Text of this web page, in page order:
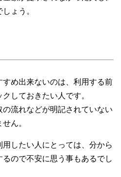
ょう。
め出来ないのは、利用する前
しておきたい人です。
流れなどが明記されていない
ん。
したい人にとっては、分から
ので不安に思う事もあるでし